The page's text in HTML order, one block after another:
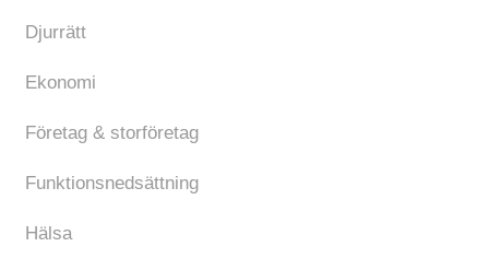
Djurrätt
Ekonomi
Företag & storföretag
Funktionsnedsättning
Hälsa